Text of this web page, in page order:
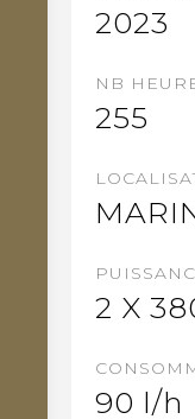
2023
NB
255
2 X
90 l/h